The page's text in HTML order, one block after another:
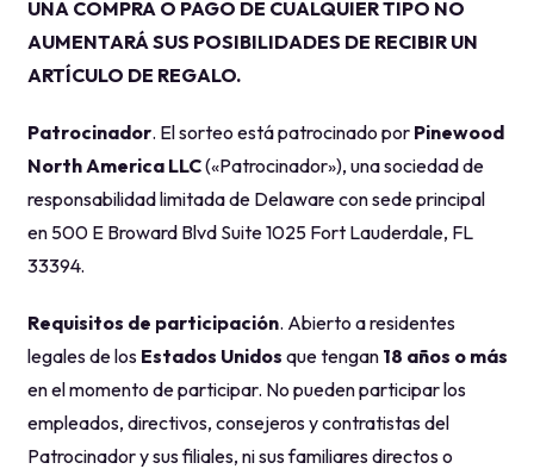
UNA COMPRA O PAGO DE CUALQUIER TIPO NO
AUMENTARÁ SUS POSIBILIDADES DE RECIBIR UN
ARTÍCULO DE REGALO.
Patrocinador. El sorteo está patrocinado por Pinewood
North America LLC(«Patrocinador»), una sociedad de
responsabilidad limitada de Delaware con sede principal
en 500 E Broward Blvd Suite 1025 Fort Lauderdale, FL
33394.
Requisitos de participación. Abierto a residentes
legales de los Estados Unidos que tengan 18 años o más
en el momento de participar. No pueden participar los
empleados, directivos, consejeros y contratistas del
Patrocinador y sus filiales, ni sus familiares directos o